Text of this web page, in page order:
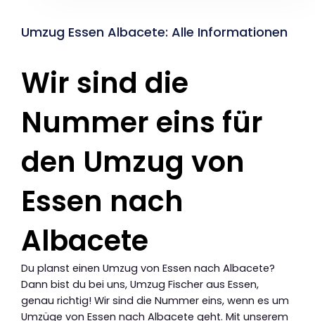
Umzug Essen Albacete: Alle Informationen
Wir sind die
Nummer eins für
den Umzug von
Essen nach
Albacete
Du planst einen Umzug von Essen nach Albacete?
Dann bist du bei uns, Umzug Fischer aus Essen,
genau richtig! Wir sind die Nummer eins, wenn es um
Umzüge von Essen nach Albacete geht. Mit unserem